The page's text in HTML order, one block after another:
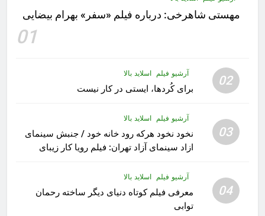
مهستى شاهرخى:‌ درباره فيلم «سفر» بهرام بیضایی
01
02 آرشیو فیلم اسلاید بالا
برای کُردها، ایستی در کار نیست
03
آرشیو فیلم اسلاید بالا
نخود نخود هرکه رود خانه خود / جنبش سینمای
ازاد سینمای آزاد تهران: فیلم رویا کار زیبای
04
آرشیو فیلم اسلاید بالا
معرفی فیلم کوتاه دنیای دیگر ساخته رحمان
توابی